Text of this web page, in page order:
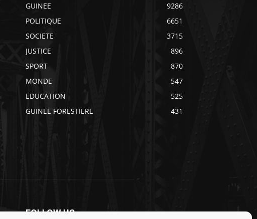
GUINEE
9286
POLITIQUE
6651
SOCIETE
3715
JUSTICE
896
SPORT
870
MONDE
547
EDUCATION
525
GUINEE FORESTIERE
431
FOLLOW US